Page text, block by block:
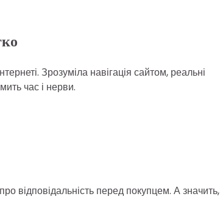
Зрозуміла навігація сайтом, реальні
час і нерви.
відповідальність перед покупцем. А значить,